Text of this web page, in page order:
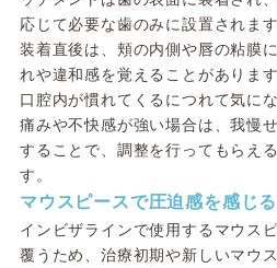
応じて必要な歯のみに設置されます
装着直後は、頬の内側や唇の粘膜
れや違和感を覚えることがありま
口腔内が慣れてくるにつれて気に
痛みや不快感が強い場合は、我慢
することで、調整を行ってもらえ
す。
マウスピースで圧迫感を感じ
インビザラインで使用するマウス
覆うため、治療初期や新しいマウ